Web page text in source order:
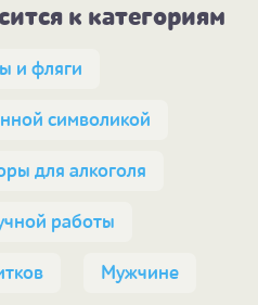
к категориям
и фляги
символикой
для алкоголя
работы
Мужчине